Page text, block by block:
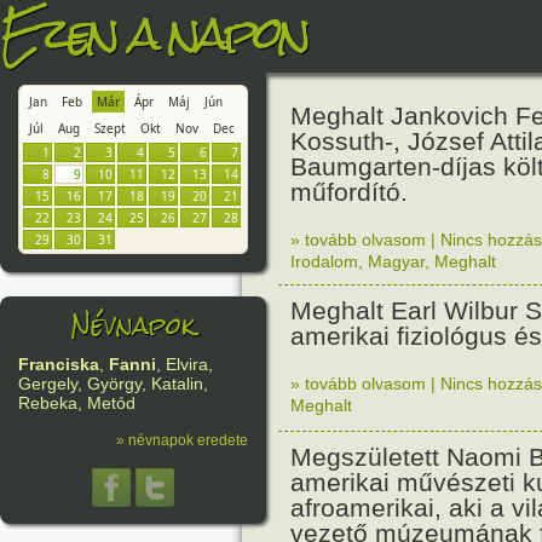
Ezen a napon
Jan Feb Már Ápr Máj
Jún
Júl
Aug Szept Okt Nov
Dec
1
2 3 4 5 6
7
8
9 10 11 12 13
14
15
16 17 18 19 20
21
22
23 24 25 26 27
28
29
30 31
Névnapok
Franciska, Fanni, Elvira,
Gergely, György, Katalin,
Rebeka, Metód
» névnapok eredete
Meghalt Jankovich
Kossuth-, József
Baumgarten-díjas
műfordító.
» tovább olvasom | Nincs
Irodalom
Magyar, Meghalt
Meghalt Earl Wilbur
amerikai fiziológus
» tovább olvasom | Nincs
Meghalt
Megszületett Naomi
amerikai művészeti
afroamerikai, aki a
vezető múzeumának